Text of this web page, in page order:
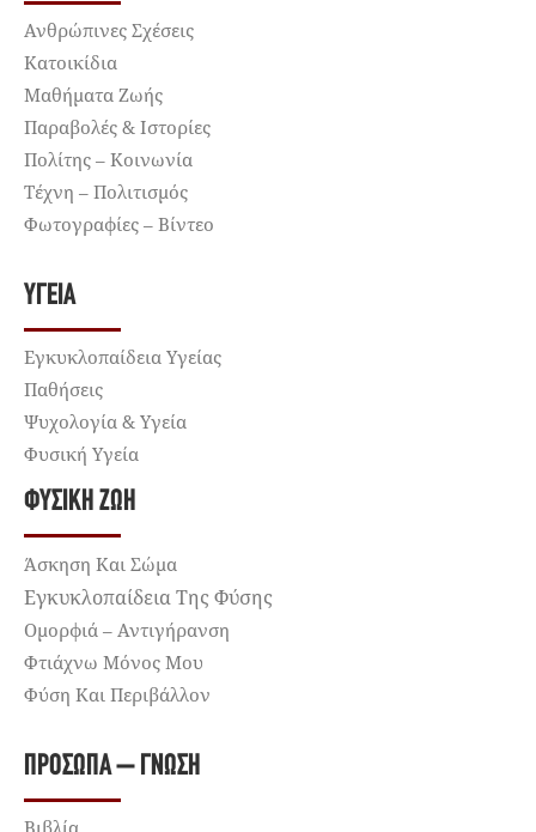
Ανθρώπινες Σχέσεις
Κατοικίδια
Μαθήματα Ζωής
Παραβολές & Ιστορίες
Πολίτης – Κοινωνία
Τέχνη – Πολιτισμός
Φωτογραφίες – Βίντεο
ΥΓΕΊΑ
Εγκυκλοπαίδεια Υγείας
Παθήσεις
Ψυχολογία & Υγεία
Φυσική Υγεία
ΦΥΣΙΚΉ ΖΩΉ
Άσκηση Και Σώμα
Εγκυκλοπαίδεια Της Φύσης
Ομορφιά – Αντιγήρανση
Φτιάχνω Μόνος Μου
Φύση Και Περιβάλλον
ΠΡΌΣΩΠΑ – ΓΝΏΣΗ
Βιβλία